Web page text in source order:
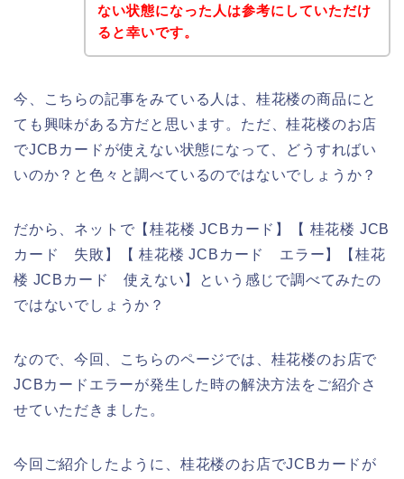
ない状態になった人は参考にしていただけ
ると幸いです。
今、こちらの記事をみている人は、桂花楼の商品にと
ても興味がある方だと思います。ただ、桂花楼のお店
でJCBカードが使えない状態になって、どうすればい
いのか？と色々と調べているのではないでしょうか？
だから、ネットで【桂花楼 JCBカード】【 桂花楼 JCB
カード 失敗】【 桂花楼 JCBカード エラー】【桂花
楼 JCBカード 使えない】という感じで調べてみたの
ではないでしょうか？
なので、今回、こちらのページでは、桂花楼のお店で
JCBカードエラーが発生した時の解決方法をご紹介さ
せていただきました。
今回ご紹介したように、桂花楼のお店でJCBカードが